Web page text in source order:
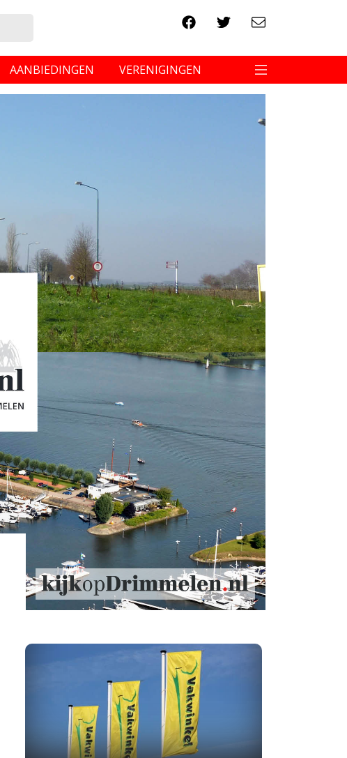
AANBIEDINGEN VERENIGINGEN